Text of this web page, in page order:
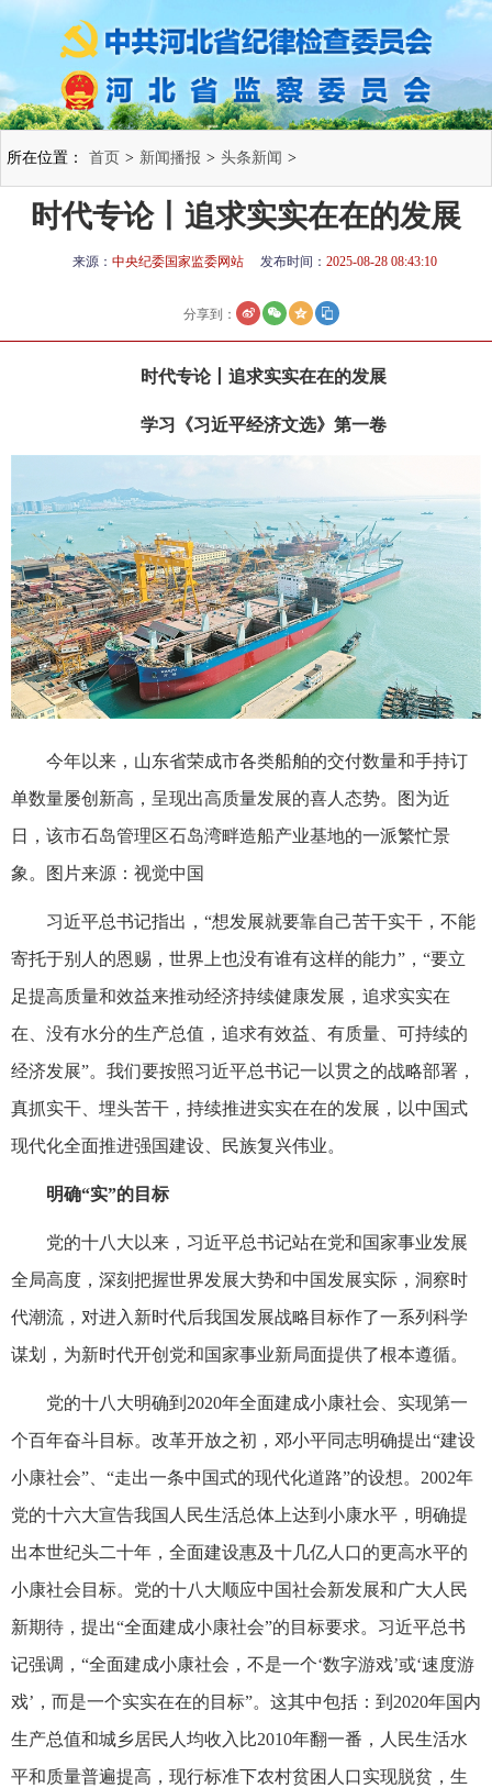
所在位置： 首页 > 新闻播报 > 头条新闻 >
时代专论丨追求实实在在的发展
来源： 中央纪委国家监委网站 发布时间： 2025-08-28 08:43:10
分享到：
时代专论丨追求实实在在的发展
学习《习近平经济文选》第一卷
今年以来，山东省荣成市各类船舶的交付数量和手持订
单数量屡创新高，呈现出高质量发展的喜人态势。图为近
日，该市石岛管理区石岛湾畔造船产业基地的一派繁忙景
象。图片来源：视觉中国
习近平总书记指出，“想发展就要靠自己苦干实干，不能
寄托于别人的恩赐，世界上也没有谁有这样的能力”，“要立
足提高质量和效益来推动经济持续健康发展，追求实实在
在、没有水分的生产总值，追求有效益、有质量、可持续的
经济发展”。我们要按照习近平总书记一以贯之的战略部署，
真抓实干、埋头苦干，持续推进实实在在的发展，以中国式
现代化全面推进强国建设、民族复兴伟业。
明确“实”的目标
党的十八大以来，习近平总书记站在党和国家事业发展
全局高度，深刻把握世界发展大势和中国发展实际，洞察时
代潮流，对进入新时代后我国发展战略目标作了一系列科学
谋划，为新时代开创党和国家事业新局面提供了根本遵循。
党的十八大明确到2020年全面建成小康社会、实现第一
个百年奋斗目标。改革开放之初，邓小平同志明确提出“建设
小康社会”、“走出一条中国式的现代化道路”的设想。2002年
党的十六大宣告我国人民生活总体上达到小康水平，明确提
出本世纪头二十年，全面建设惠及十几亿人口的更高水平的
小康社会目标。党的十八大顺应中国社会新发展和广大人民
新期待，提出“全面建成小康社会”的目标要求。习近平总书
记强调，“全面建成小康社会，不是一个‘数字游戏’或‘速度游
戏’，而是一个实实在在的目标”。这其中包括：到2020年国内
生产总值和城乡居民人均收入比2010年翻一番，人民生活水
平和质量普遍提高，现行标准下农村贫困人口实现脱贫，生